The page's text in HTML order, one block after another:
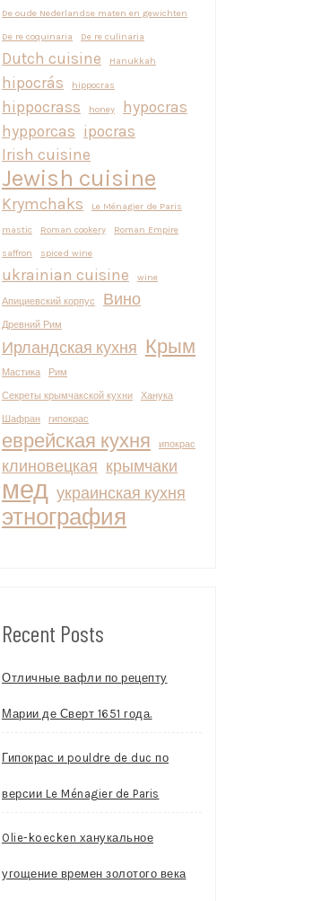
De oude Nederlandse maten en gewichten
De re coquinaria
De re culinaria
Dutch cuisine Hanukkah
hipocrás hippocras
hippocrass honey
hypocras
hypporcas ipocras
Irish cuisine
Jewish cuisine
Krymchaks
Le Ménagier de Paris
mastic
Roman cookery
Roman Empire
saffron
spiced wine
ukrainian cuisine wine
Апициевский корпус Вино
Древний Рим
Ирландская кухня Крым
Мастика
Рим
Секреты крымчакской кухни
Ханука
Шафран
гипокрас
еврейская кухня ипокрас
клиновецкая крымчаки
мед украинская кухня
этнография
Recent Posts
Отличные вафли по рецепту
Марии де Сверт 1651 года.
Гипокрас и pouldre de duc по
версии Le Ménagier de Paris
Olie-koecken ханукальное
угощение времен золотого века